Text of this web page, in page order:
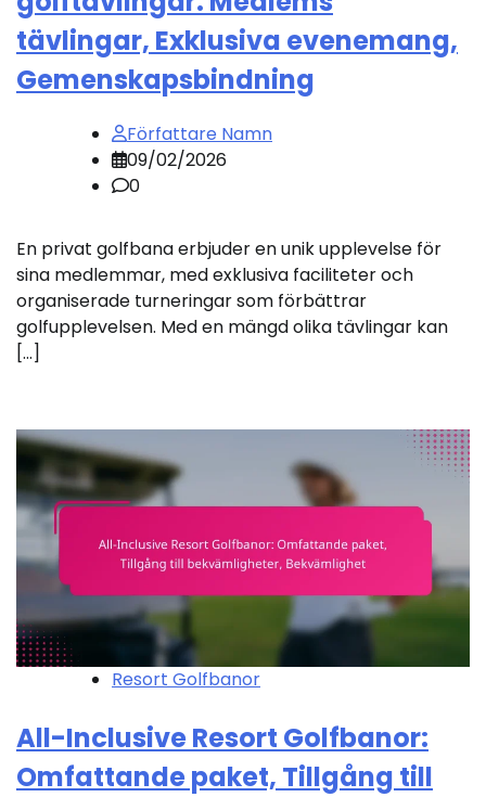
tävlingar, Exklusiva evenemang,
Gemenskapsbindning
Författare Namn
09/02/2026
0
En privat golfbana erbjuder en unik upplevelse för
sina medlemmar, med exklusiva faciliteter och
organiserade turneringar som förbättrar
golfupplevelsen. Med en mängd olika tävlingar kan
[…]
Resort Golfbanor
All-Inclusive Resort Golfbanor:
Omfattande paket, Tillgång till